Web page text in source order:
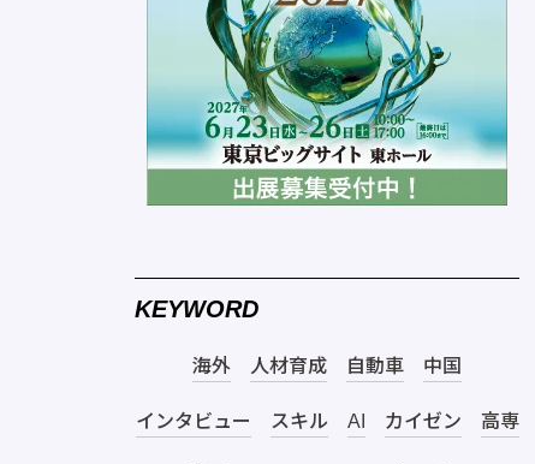
KEYWORD
海外 人材育成 自動車 中国
インタビュー スキル AI カイゼン 高専